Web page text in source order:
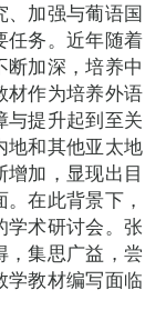
、加强与葡语国
任务。近年随着
加深，培养中
材作为培养外语
与提升起到至关
地和其他亚太地
加，显现出目
在此背景下，
学术研讨会。张
，集思广益，尝
学教材编写面临